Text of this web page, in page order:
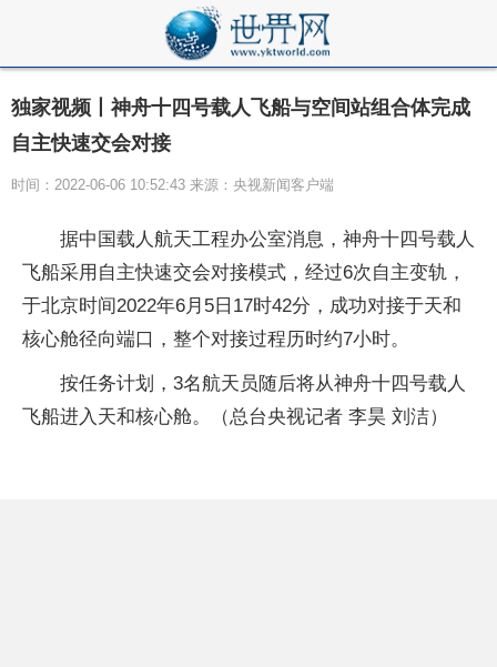
独家视频丨神舟十四号载人飞船与空间站组合体完成
自主快速交会对接
时间：2022-06-06 10:52:43 来源：央视新闻客户端
据中国载人航天工程办公室消息，神舟十四号载人
飞船采用自主快速交会对接模式，经过6次自主变轨，
于北京时间2022年6月5日17时42分，成功对接于天和
核心舱径向端口，整个对接过程历时约7小时。
按任务计划，3名航天员随后将从神舟十四号载人
飞船进入天和核心舱。（总台央视记者 李昊 刘洁）